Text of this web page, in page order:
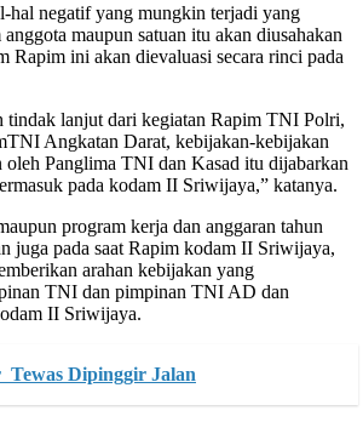
hal negatif yang mungkin terjadi yang
maupun satuan itu akan diusahakan
Rapim ini akan dievaluasi secara rinci pada
tindak lanjut dari kegiatan Rapim TNI Polri,
Angkatan Darat, kebijakan-kebijakan
oleh Panglima TNI dan Kasad itu dijabarkan
pada kodam II Sriwijaya,” katanya.
program kerja dan anggaran tahun
juga pada saat Rapim kodam II Sriwijaya,
arahan kebijakan yang
TNI dan pimpinan TNI AD dan
II Sriwijaya.
Dipinggir Jalan